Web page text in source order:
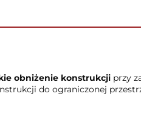
obniżenie konstrukcji przy
do ograniczonej